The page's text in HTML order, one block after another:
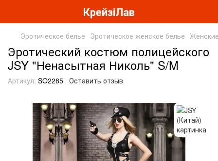
КрейзіЛав
Эротическое белье Эротическое женское белье
Эротический костюм полицейского
JSY "Ненасытная Николь" S/M
Артикул: SO2285 Оставить отзыв